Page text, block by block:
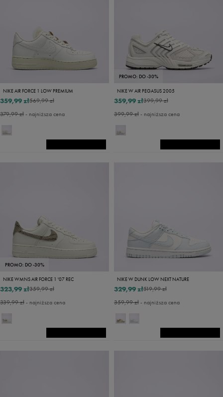
NIKE AIR FORCE 1 LOW PREMIUM
569,99 zł
359,99 zł
379,99 zł- najniższa cena
PROMO: DO -30%
NIKE W AIR PEGASUS 2005
399,99 zł
359,99 zł
399,99 zł- najniższa cena
PROMO: DO -30%
NIKE WMNS AIR FORCE 1 '07 REC
359,99 zł
323,99 zł
339,99 zł- najniższa cena
NIKE W DUNK LOW NEXT NATURE
519,99 zł
329,99 zł
359,99 zł- najniższa cena